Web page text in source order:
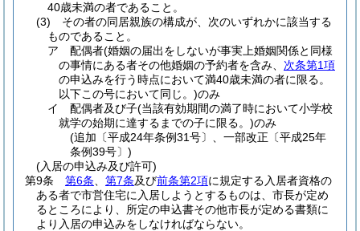
40歳未満の者であること。
(3)
その者の同居親族の構成が、次のいずれかに該当する
ものであること。
ア
配偶者(婚姻の届出をしないが事実上婚姻関係と同様
の事情にある者その他婚姻の予約者を含み、 次条第1項
の申込みを行う時点において満40歳未満の者に限る。
以下この号において同じ。)のみ
イ
配偶者及び子(当該有効期間の満了時において小学校
就学の始期に達するまでの子に限る。)のみ
(追加〔平成24年条例31号〕、一部改正〔平成25年
条例39号〕)
(入居の申込み及び許可)
第9条
第6条 第7条及び前条第2項に規定する入居者資格の
ある者で市営住宅に入居しようとするものは、市長が定め
るところにより、所定の申込書その他市長が定める書類に
より入居の申込みをしなければならない。